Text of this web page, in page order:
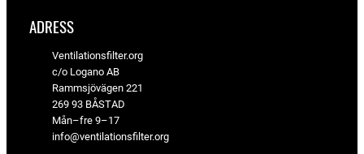
ADRESS
Ventilationsfilter.org
c/o Logano AB
Rammsjövägen 221
269 93 BÅSTAD
Mån–fre 9–17
info@ventilationsfilter.org